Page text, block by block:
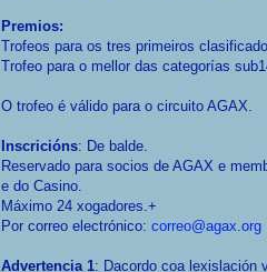
Premios:
Trofeos para os tres primeiros
Trofeo para o mellor das categorías
O trofeo é válido para o circuito AGAX.
Inscricións: De balde.
Reservado para socios de AGAX e
e do Casino.
Máximo 24 xogadores.+
Por correo electrónico: correo@agax.org
Advertencia 1: Dacordo coa lexislación